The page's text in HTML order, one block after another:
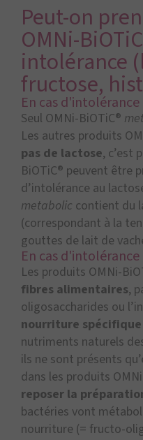
Peut-on
OMNi-
intolérance
fructose,
En cas
Seul OMNi-BiOTiC®
Les autres produits
pas de lactose, c’est
BiOTiC® peuvent être
d’intolérance au
metabolic contient du
(correspondant à la
gouttes de lait de
En cas
Les produits OMNi-
fibres alimentaires,
oligosaccharides ou
nourriture
nutriments naturels
ils ne sont présents
dans les produits
reposer la
bactéries vont
nourriture (= fructo-